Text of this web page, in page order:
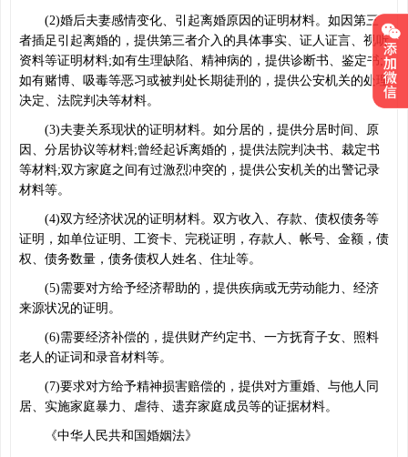
(2)婚后夫妻感情变化、引起离婚原因的证明材料。如因第三
者插足引起离婚的，提供第三者介入的具体事实、证人证言、视听
资料等证明材料;如有生理缺陷、精神病的，提供诊断书、鉴定书;
如有赌博、吸毒等恶习或被判处长期徒刑的，提供公安机关的处理
决定、法院判决等材料。
(3)夫妻关系现状的证明材料。如分居的，提供分居时间、原
因、分居协议等材料;曾经起诉离婚的，提供法院判决书、裁定书
等材料;双方家庭之间有过激烈冲突的，提供公安机关的出警记录
材料等。
(4)双方经济状况的证明材料。双方收入、存款、债权债务等
证明，如单位证明、工资卡、完税证明，存款人、帐号、金额，债
权、债务数量，债务债权人姓名、住址等。
(5)需要对方给予经济帮助的，提供疾病或无劳动能力、经济
来源状况的证明。
(6)需要经济补偿的，提供财产约定书、一方抚育子女、照料
老人的证词和录音材料等。
(7)要求对方给予精神损害赔偿的，提供对方重婚、与他人同
居、实施家庭暴力、虐待、遗弃家庭成员等的证据材料。
《中华人民共和国婚姻法》